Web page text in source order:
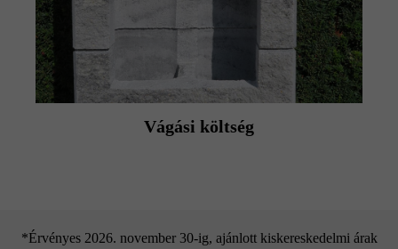
Vágási költség
*Érvényes 2026. november 30-ig, ajánlott kiskereskedelmi árak